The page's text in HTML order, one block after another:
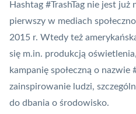
Hashtag #TrashTag nie jest
pierwszy w mediach
2015 r. Wtedy też
się m.in. produkcją
kampanię społeczną o nazwie
zainspirowanie ludzi,
do dbania o środowisko.